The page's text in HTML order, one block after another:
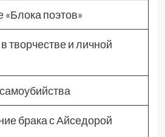
«Блока поэтов»
творчестве и личной
брака с Айседорой